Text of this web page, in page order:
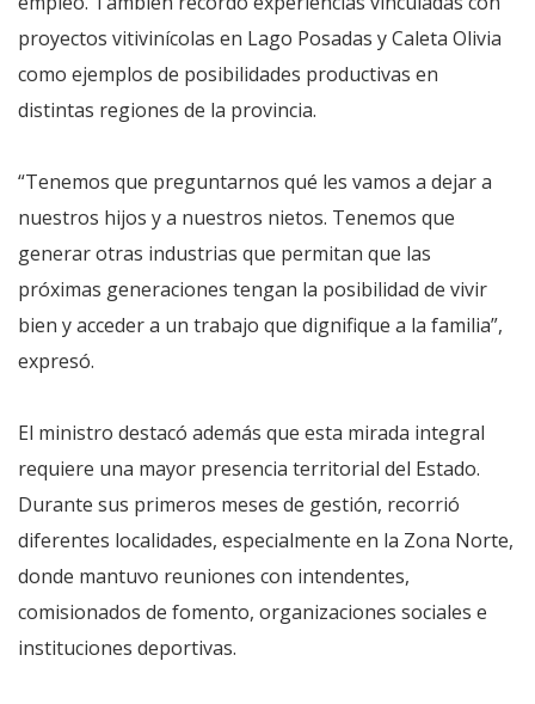
proyectos vitivinícolas en Lago Posadas y Caleta Olivia
como ejemplos de posibilidades productivas en
distintas regiones de la provincia.
“Tenemos que preguntarnos qué les vamos a dejar a
nuestros hijos y a nuestros nietos. Tenemos que
generar otras industrias que permitan que las
próximas generaciones tengan la posibilidad de vivir
bien y acceder a un trabajo que dignifique a la familia”,
expresó.
El ministro destacó además que esta mirada integral
requiere una mayor presencia territorial del Estado.
Durante sus primeros meses de gestión, recorrió
diferentes localidades, especialmente en la Zona Norte,
donde mantuvo reuniones con intendentes,
comisionados de fomento, organizaciones sociales e
instituciones deportivas.